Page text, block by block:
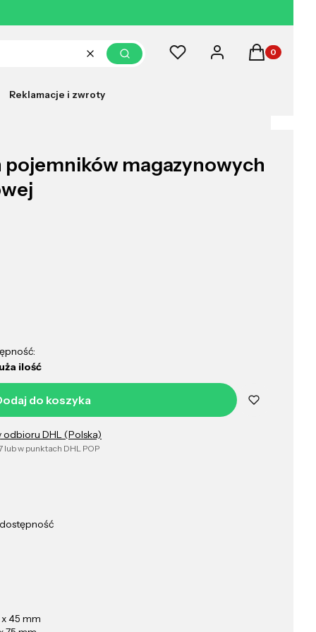
WyczyśćSzukaj
Ulubione Zaloguj sięProdukty w
Koszyk
Reklamacje i zwroty
pojemników magazynowych
ilość
do koszyka
odbioru DHL (Polska)
lub w punktach DHL POP
45 mm